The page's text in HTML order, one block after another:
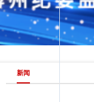
新闻